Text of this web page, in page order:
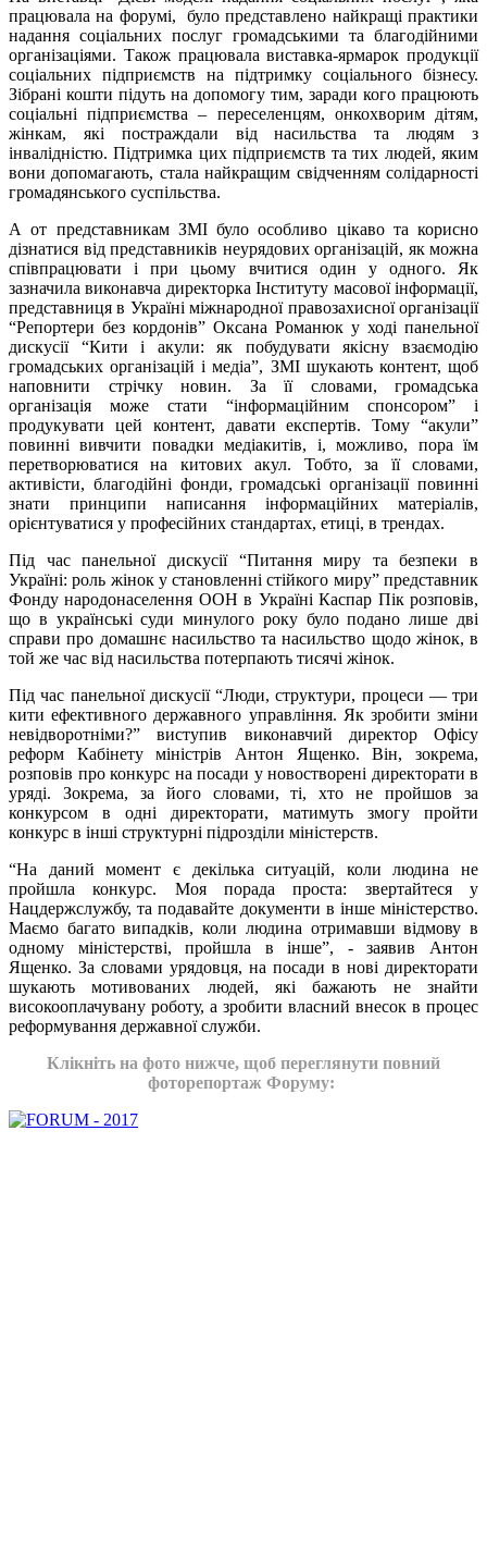
працювала на форумі, було представлено найкращі практики
надання соціальних послуг громадськими та благодійними
організаціями. Також працювала виставка-ярмарок продукції
соціальних підприємств на підтримку соціального бізнесу.
Зібрані кошти підуть на допомогу тим, заради кого працюють
соціальні підприємства – переселенцям, онкохворим дітям,
жінкам, які постраждали від насильства та людям з
інвалідністю. Підтримка цих підприємств та тих людей, яким
вони допомагають, стала найкращим свідченням солідарності
громадянського суспільства.
А от представникам ЗМІ було особливо цікаво та корисно
дізнатися від представників неурядових організацій, як можна
співпрацювати і при цьому вчитися один у одного. Як
зазначила виконавча директорка Інституту масової інформації,
представниця в Україні міжнародної правозахисної організації
“Репортери без кордонів” Оксана Романюк у ході панельної
дискусії “Кити і акули: як побудувати якісну взаємодію
громадських організацій і медіа”, ЗМІ шукають контент, щоб
наповнити стрічку новин. За її словами, громадська
організація може стати “інформаційним спонсором” і
продукувати цей контент, давати експертів. Тому “акули”
повинні вивчити повадки медіакитів, і, можливо, пора їм
перетворюватися на китових акул. Тобто, за її словами,
активісти, благодійні фонди, громадські організації повинні
знати принципи написання інформаційних матеріалів,
орієнтуватися у професійних стандартах, етиці, в трендах.
Під час панельної дискусії “Питання миру та безпеки в
Україні: роль жінок у становленні стійкого миру” представник
Фонду народонаселення ООН в Україні Каспар Пік розповів,
що в українські суди минулого року було подано лише дві
справи про домашнє насильство та насильство щодо жінок, в
той же час від насильства потерпають тисячі жінок.
Під час панельної дискусії “Люди, структури, процеси — три
кити ефективного державного управління. Як зробити зміни
невідворотніми?” виступив виконавчий директор Офісу
реформ Кабінету міністрів Антон Ященко. Він, зокрема,
розповів про конкурс на посади у новостворені директорати в
уряді. Зокрема, за його словами, ті, хто не пройшов за
конкурсом в одні директорати, матимуть змогу пройти
конкурс в інші структурні підрозділи міністерств.
“На даний момент є декілька ситуацій, коли людина не
пройшла конкурс. Моя порада проста: звертайтеся у
Нацдержслужбу, та подавайте документи в інше міністерство.
Маємо багато випадків, коли людина отримавши відмову в
одному міністерстві, пройшла в інше”, - заявив Антон
Ященко. За словами урядовця, на посади в нові директорати
шукають мотивованих людей, які бажають не знайти
високооплачувану роботу, а зробити власний внесок в процес
реформування державної служби.
Клікніть на фото нижче, щоб переглянути повний
фоторепортаж Форуму: